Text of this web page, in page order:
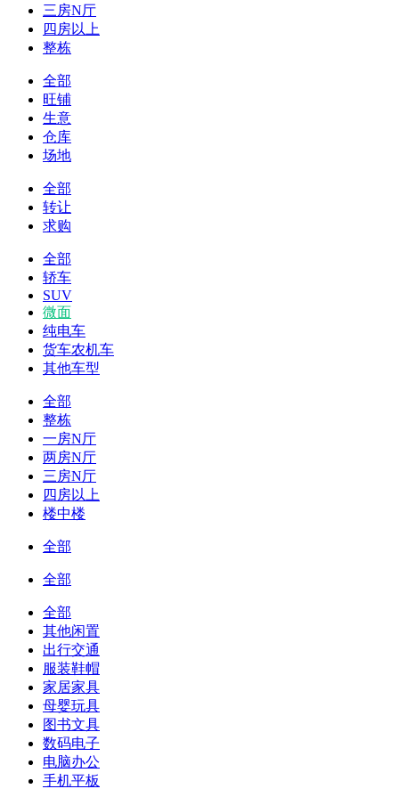
三房N厅
四房以上
整栋
全部
旺铺
生意
仓库
场地
全部
转让
求购
全部
轿车
SUV
微面
纯电车
货车农机车
其他车型
全部
整栋
一房N厅
两房N厅
三房N厅
四房以上
楼中楼
全部
全部
全部
其他闲置
出行交通
服装鞋帽
家居家具
母婴玩具
图书文具
数码电子
电脑办公
手机平板